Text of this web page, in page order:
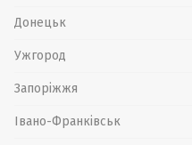
Донецьк
Ужгород
Запоріжжя
Івано-Франківськ